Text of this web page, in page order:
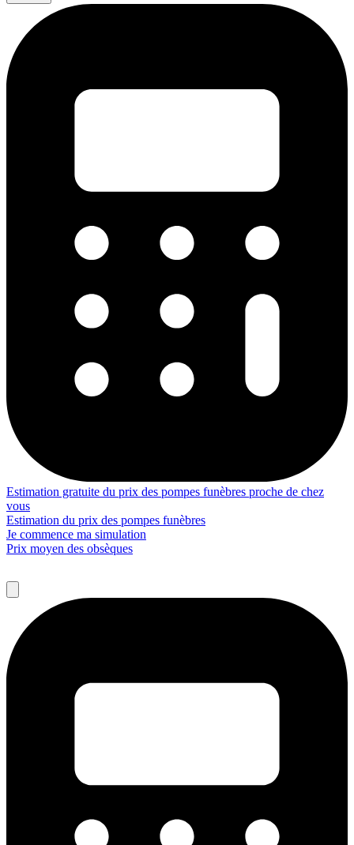
Estimation gratuite du prix des pompes funèbres proche de chez
vous
Estimation du prix des pompes funèbres
Je commence ma simulation
Prix moyen des obsèques